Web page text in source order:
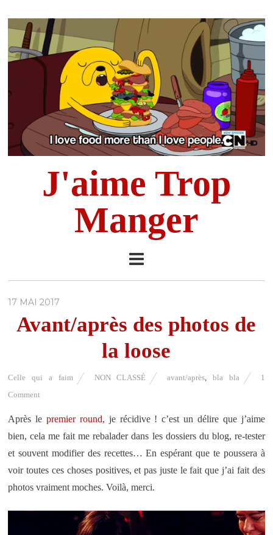
J'aime Trop
Manger
17 MAI 2017
Avant/après des photos de
la loose
Celle qui a faim NON CLASSÉ avant/après bla bla
1
Comment
Après lepremier round, je récidive ! c’est un délire que j’aime
bien, cela me fait me rebalader dans les dossiers du blog, re-tester
et souvent modifier des recettes… En espérant que te poussera à
voir toutes ces choses positives, et pas juste le fait que j’ai fait des
photos vraiment moches. Voilà, merci.